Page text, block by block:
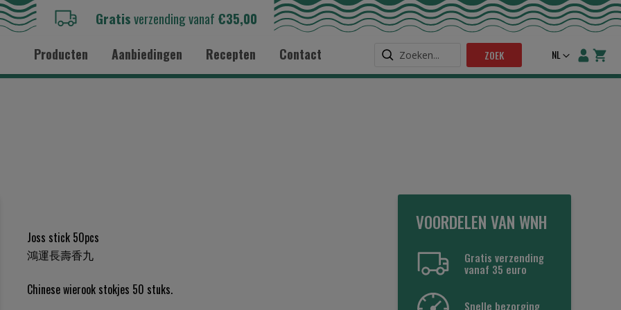
Gratisverzending vanaf €35,00
Producten Aanbiedingen Recepten Contact ZOEK Taal
NL
Joss stick 50pcs
鴻運長壽香九
Chinese wierook stokjes 50 stuks.
VOORDELEN VAN WNH
Gratis verzending
vanaf 35 euro
Snelle bezorging